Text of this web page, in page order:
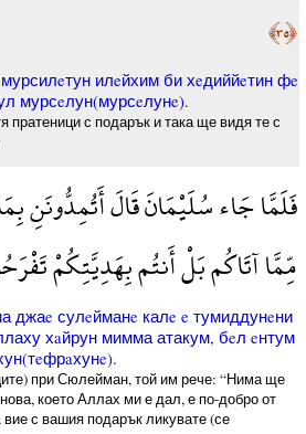
﴿٣٥﴾
илeйхим би хeдиййeтин фe
мурсeлун(мурсeлунe).
пратеници с подарък и така ще видя те с
فَلَمَّا جَاء سُلَيْمَانَ قَالَ أَتُمِدُّونَنِ
مِّمَّا آتَاكُم بَلْ أَنتُم بِهَدِيَّتِكُمْ
джаe сулeйманe калe e тумиддунeни
хaйрун мимма атакум, бeл eнтум
при Сюлейман, той им рече: “Нима ще
което Аллах ми е дал, е по-добро от
с вашия подарък ликувате (се